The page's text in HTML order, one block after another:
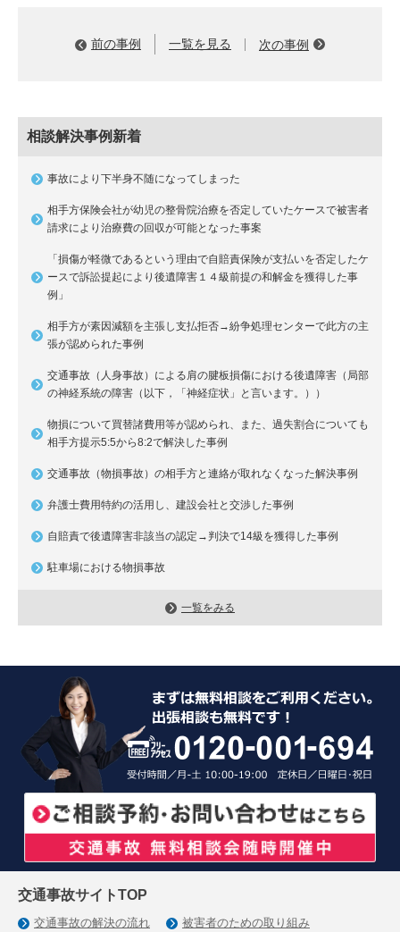
前の事例 一覧を見る 次の事例
相談解決事例新着
事故により下半身不随になってしまった
相手方保険会社が幼児の整骨院治療を否定していたケースで被害者
請求により治療費の回収が可能となった事案
「損傷が軽微であるという理由で自賠責保険が支払いを否定したケ
ースで訴訟提起により後遺障害１４級前提の和解金を獲得した事
例」
相手方が素因減額を主張し支払拒否→紛争処理センターで此方の主
張が認められた事例
交通事故（人身事故）による肩の腱板損傷における後遺障害（局部
の神経系統の障害（以下，「神経症状」と言います。））
物損について買替諸費用等が認められ、また、過失割合についても
相手方提示5:5から8:2で解決した事例
交通事故（物損事故）の相手方と連絡が取れなくなった解決事例
弁護士費用特約の活用し、建設会社と交渉した事例
自賠責で後遺障害非該当の認定→判決で14級を獲得した事例
駐車場における物損事故
一覧をみる
交通事故サイトTOP
交通事故の解決の流れ 被害者のための取り組み